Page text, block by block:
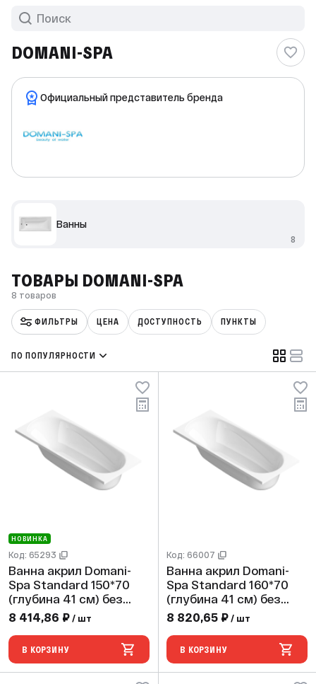
DOMANI-SPA
Официальный представитель бренда
Ванны
8
ТОВАРЫ DOMANI-SPA
8 товаров
ФИЛЬТРЫ ЦЕНА ДОСТУПНОСТЬ ПУНКТЫ
ПО ПОПУЛЯРНОСТИ
НОВИНКА
Код: 65293
Ванна акрил Domani-
Spa Standard 150*70
(глубина 41 см) без
экрана и ножек
8 414,86 ₽ / шт
В КОРЗИНУ
Код: 66007
Ванна акрил Domani-
Spa Standard 160*70
(глубина 41 см) без
экрана и ножек
8 820,65 ₽ / шт
В КОРЗИНУ